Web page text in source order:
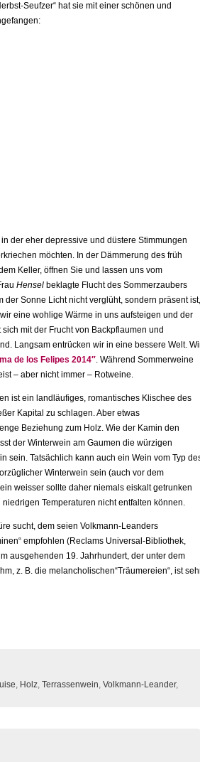
Seufzer“ hat sie mit einer schönen und
der eher depressive und düstere Stimmungen
möchten. In der Dämmerung des früh
Keller, öffnen Sie und lassen uns vom
Hensel beklagte Flucht des Sommerzaubers
Sonne Licht nicht verglüht, sondern präsent ist,
eine wohlige Wärme in uns aufsteigen und der
mit der Frucht von Backpflaumen und
Langsam entrücken wir in eine bessere Welt.
de los Felipes 2014″. Während Sommerweine
– aber nicht immer – Rotweine.
ist ein landläufiges, romantisches Klischee des
Kapital zu schlagen. Aber etwas
Beziehung zum Holz. Wie der Kamin den
der Winterwein am Gaumen die würzigen
sein. Tatsächlich kann auch ein Wein vom Typ
Winterwein sein (auch vor dem
weisser sollte daher niemals eiskalt getrunken
Temperaturen nicht entfalten können.
sucht, dem seien Volkmann-Leanders
empfohlen (Reclams Universal-Bibliothek,
ausgehenden 19. Jahrhundert, der unter dem
z. B. die melancholischen“Träumereien“, ist
, Holz, Terrassenwein, Volkmann-Leander,